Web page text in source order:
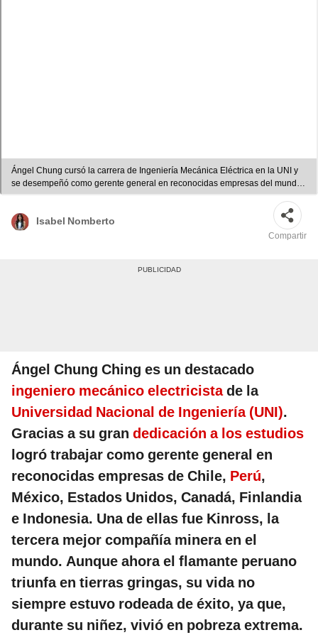
Ángel Chung cursó la carrera de Ingeniería Mecánica Eléctrica en la UNI y
se desempeñó como gerente general en reconocidas empresas del mundo.
Foto: composición LR/Jazmín Ceras/UNI
Isabel Nomberto
Compartir
Ángel Chung Ching es un destacado
ingeniero mecánico electricistade la
Universidad Nacional de Ingeniería (UNI).
Gracias a su gran dedicación a los estudios
logró trabajar como gerente general en
reconocidas empresas de Chile, Perú,
México, Estados Unidos, Canadá, Finlandia
e Indonesia. Una de ellas fue Kinross, la
tercera mejor compañía minera en el
mundo. Aunque ahora el flamante peruano
triunfa en tierras gringas, su vida no
siempre estuvo rodeada de éxito, ya que,
durante su niñez, vivió en pobreza extrema.